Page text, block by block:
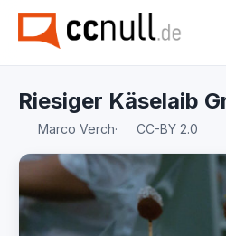
Riesiger Käselaib
Marco Verch· CC-BY 2.0